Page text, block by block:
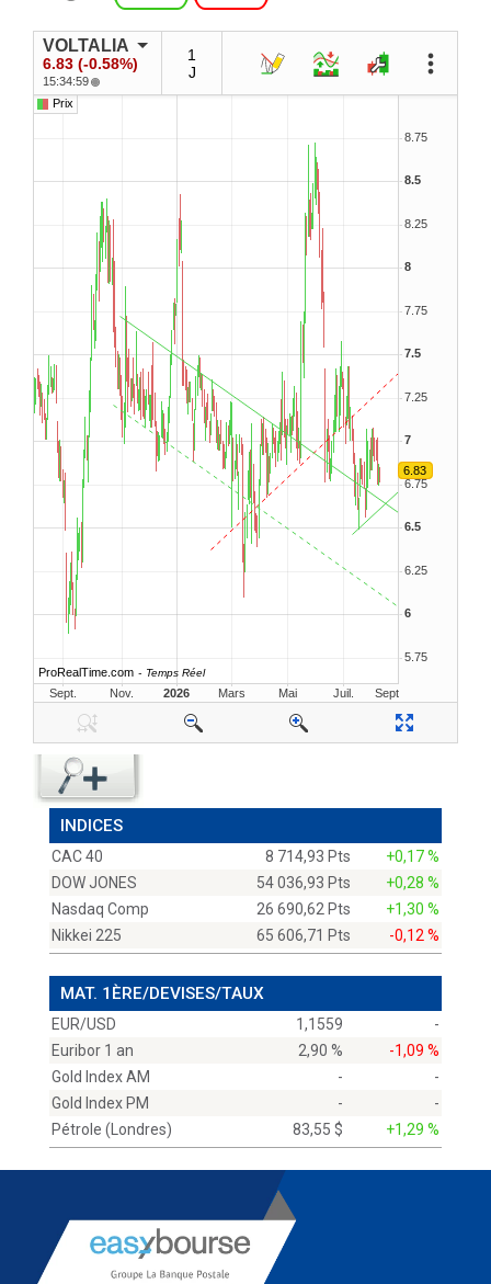
INDICES
CAC 40 8 714,93 Pts
+0,17 %
DOW JONES
54 036,93 Pts
+0,28 %
Nasdaq Comp
26 690,62 Pts
+1,30 %
Nikkei 225
65 606,71 Pts -0,12 %
MAT. 1ÈRE/DEVISES/TAUX
EUR/USD 1,1559
-
Euribor 1 an
2,90 %
-1,09 %
Gold Index AM
-
-
Gold Index PM
-
-
Pétrole (Londres)
83,55 $ +1,29 %